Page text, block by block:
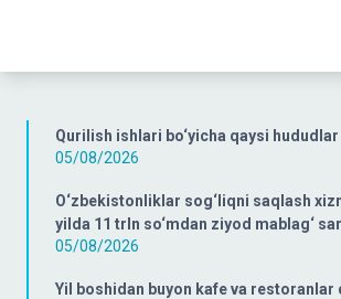
Qurilish ishlari bo‘yicha qaysi
05/08/2026
O‘zbekistonliklar sog‘liqni saqlash
yilda 11 trln so‘mdan ziyod mablag‘
05/08/2026
Yil boshidan buyon kafe va restoranlar